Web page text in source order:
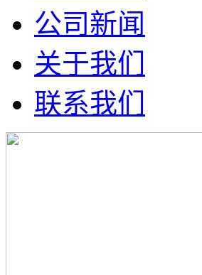
公司新闻
关于我们
联系我们